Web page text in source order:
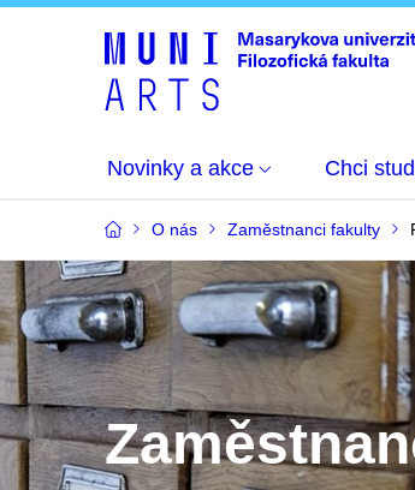
Novinky a akce Chci
O nás Zaměstnanci fakulty